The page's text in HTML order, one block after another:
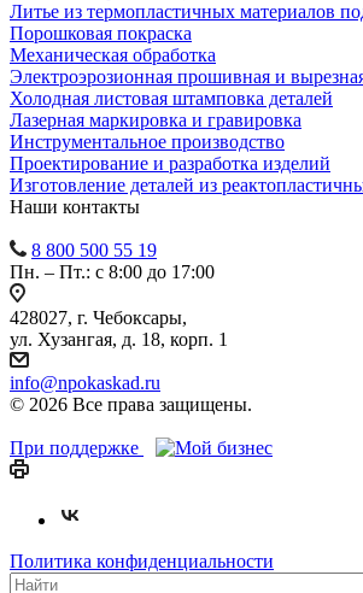
Литье из термопластичных материалов
Порошковая покраска
Механическая обработка
Электроэрозионная прошивная и
Холодная листовая штамповка деталей
Лазерная маркировка и гравировка
Инструментальное производство
Проектирование и разработка изделий
Изготовление деталей из
Наши контакты
8 800 500 55 19
Пн. – Пт.: с 8:00 до 17:00
428027, г. Чебоксары,
ул. Хузангая, д. 18, корп. 1
info@npokaskad.ru
© 2026 Все права защищены.
При поддержке
Политика конфиденциальности